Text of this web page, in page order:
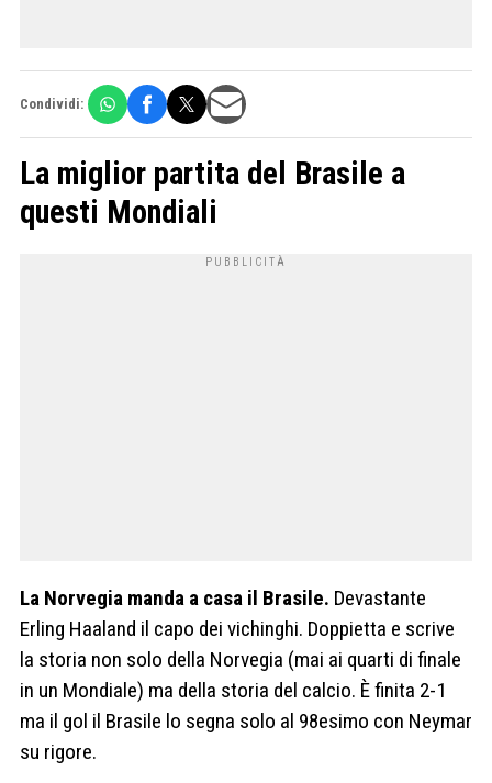
Condividi:
La miglior partita del Brasile a
questi Mondiali
La Norvegia manda a casa il Brasile. Devastante
Erling Haaland il capo dei vichinghi. Doppietta e scrive
la storia non solo della Norvegia (mai ai quarti di finale
in un Mondiale) ma della storia del calcio. È finita 2-1
ma il gol il Brasile lo segna solo al 98esimo con Neymar
su rigore.